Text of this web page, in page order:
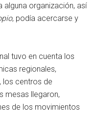
alguna organización, así
, podía acercarse y
tuvo en cuenta los
regionales,
los centros de
mesas llegaron,
de los movimientos